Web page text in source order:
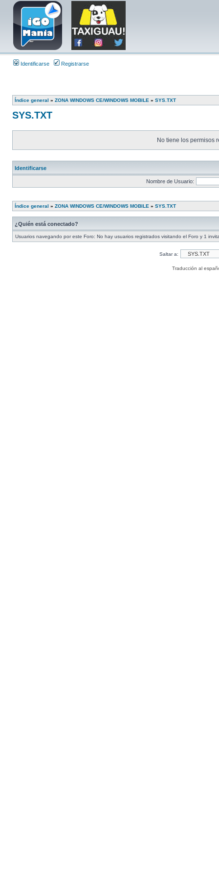
Identificarse Registrarse
Índice general » ZONA WINDOWS CE/WINDOWS MOBILE » SYS.TXT
SYS.TXT
No tiene los permisos
Identificarse
Nombre de Usuario:
Índice general » ZONA WINDOWS CE/WINDOWS MOBILE » SYS.TXT
¿Quién está conectado?
Usuarios navegando por este Foro: No hay usuarios registrados visitando el Foro y 1
Saltar a:
Traducción al